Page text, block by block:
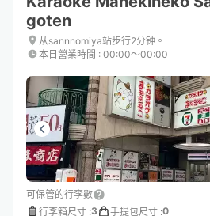
goten
从sannnomiya站步行2分钟。
本日營業時間 : 00:00〜00:00
可保管的行李數
行李箱尺寸 :3 手提包尺寸 :0